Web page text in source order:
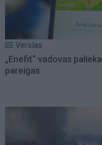
Verslas
„Enefit“ vadovas palieka
pareigas